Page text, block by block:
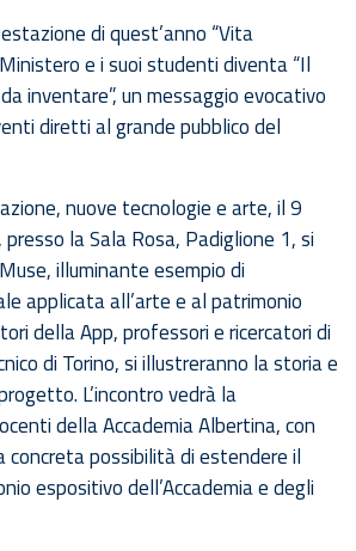
di quest’anno “Vita
e i suoi studenti diventa “Il
inventare”, un messaggio evocativo
diretti al grande pubblico del
nuove tecnologie e arte, il 9
la Sala Rosa, Padiglione 1, si
illuminante esempio di
applicata all’arte e al patrimonio
della App, professori e ricercatori di
di Torino, si illustreranno la storia e
L’incontro vedrà la
della Accademia Albertina, con
concreta possibilità di estendere il
espositivo dell’Accademia e degli